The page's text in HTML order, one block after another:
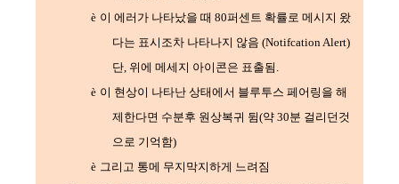
è 이 에러가 나타났을 때 80퍼센트 확률로 메시지 왔
다는 표시조차 나타나지 않음 (Notifcation Alert)
단, 위에 메세지 아이콘은 표출됨 .
è 이 현상이 나타난 상태에서 블루투스 페어링을 해
제한다면 수분후 원상복귀 뒴(약30분 걸리던것
으로 기억함)
è 그리고 통메 무지막지하게 느려짐